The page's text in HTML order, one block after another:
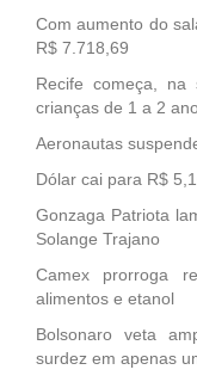
Com aumento do
R$ 7.718,69
Recife começa, na
crianças de 1 a 2
Aeronautas
Dólar cai para R$
Gonzaga Patriota
Solange Trajano
Camex prorroga
alimentos e etanol
Bolsonaro veta
surdez em apenas